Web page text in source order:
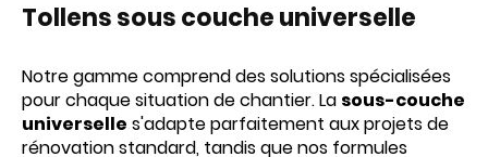
Tollens sous coucheuniverselle
Notre gamme comprend des solutions spécialisées
pour chaque situation de chantier. La sous-couche
universelle s'adapte parfaitement aux projets de
rénovation standard, tandis que nos formules